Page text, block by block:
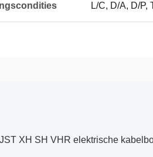
L/C, D/A, D/P,
XH SH VHR elektrische